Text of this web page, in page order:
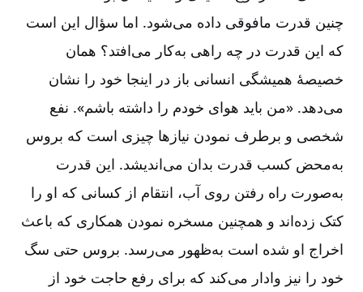
چنین قدرت مافوقی داده می‌شود. اما سؤال این است
که این قدرت در چه راهی به‌کار می‌افتد؟ همان
خصیصۀ همیشگی انسانی باز در اینجا خود را نشان
می‌دهد. «من باید هوای خودم را داشته باشم». نفع
شخصی و برطرف نمودن نیازها چیزی است که بروس
به‌محض کسب قدرت بدان می‌اندیشد. این قدرت
به‌صورت راه رفتن روی آب، انتقام از کسانی که او را
کتک زده‌اند و همچنین مسخره نمودن همکاری که باعث
اخراج او شده است به‌ظهور می‌رسد. بروس حتی سگ
خود را نیز وادار می‌کند که برای رفع حاجت خود از